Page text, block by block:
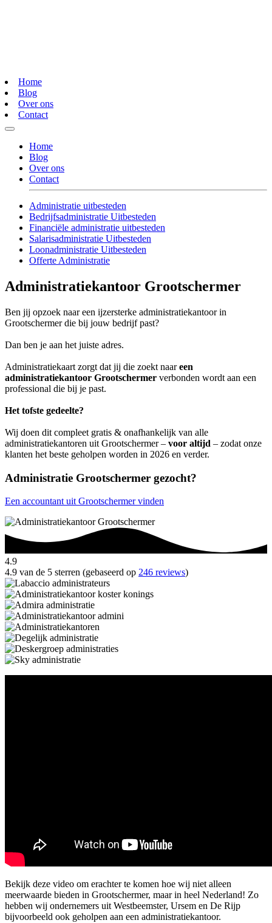
Home
Blog
Over ons
Contact
Home
Blog
Over ons
Contact
Administratie uitbesteden
Bedrijfsadministratie Uitbesteden
Financiële administratie uitbesteden
Salarisadministratie Uitbesteden
Loonadministratie Uitbesteden
Offerte Administratie
Administratiekantoor Grootschermer
Ben jij opzoek naar een ijzersterke administratiekantoor in
Grootschermer die bij jouw bedrijf past?
Dan ben je aan het juiste adres.
Administratiekaart zorgt dat jij die zoekt naareen
administratiekantoor Grootschermer verbonden wordt aan een
professional die bij je past.
Het tofste gedeelte?
Wij doen dit compleet gratis & onafhankelijk van alle
administratiekantoren uit Grootschermer – voor altijd – zodat onze
klanten het beste geholpen worden in 2026 en verder.
Administratie Grootschermer gezocht?
Een accountant uit Grootschermer vinden
4.9
4.9 van de 5 sterren (gebaseerd op 246 reviews)
Bekijk deze video om erachter te komen hoe wij niet alleen
meerwaarde bieden in Grootschermer, maar in heel Nederland! Zo
hebben wij ondernemers uit Westbeemster, Ursem en De Rijp
bijvoorbeeld ook geholpen aan een administratiekantoor.